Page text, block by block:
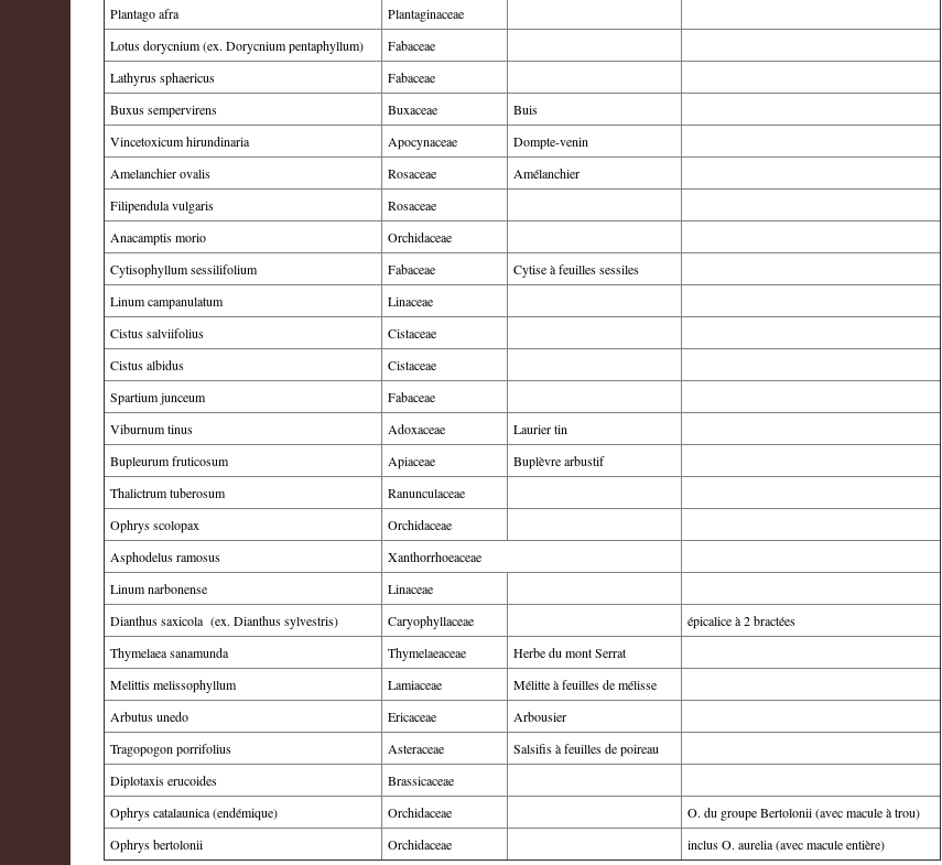
Plantago afra
Plantaginaceae
Lotus dorycnium (ex. Dorycnium pentaphyllum)
Fabaceae
Lathyrus sphaericus
Fabaceae
Buxus sempervirens
Buxaceae
Buis
Vincetoxicum hirundinaria
Apocynaceae
Dompte-venin
Amelanchier ovalis
Rosaceae
Amélanchier
Filipendula vulgaris
Rosaceae
Anacamptis morio
Orchidaceae
Cytisophyllum sessilifolium
Fabaceae
Cytise à feuilles sessiles
Linum campanulatum
Linaceae
Cistus salviifolius
Cistaceae
Cistus albidus
Cistaceae
Spartium junceum
Fabaceae
Viburnum tinus
Adoxaceae
Laurier tin
Bupleurum fruticosum
Apiaceae
Buplèvre arbustif
Thalictrum tuberosum
Ranunculaceae
Ophrys scolopax
Orchidaceae
Asphodelus ramosus
Xanthorrhoeaceae
Linum narbonense
Linaceae
Dianthus saxicola (ex. Dianthus sylvestris)
Caryophyllaceae
épicalice à 2 bractées
Thymelaea sanamunda
Thymelaeaceae
Herbe du mont Serrat
Melittis melissophyllum
Lamiaceae
Mélitte à feuilles de mélisse
Arbutus unedo
Ericaceae
Arbousier
Tragopogon porrifolius
Asteraceae
Salsifis à feuilles de poireau
Diplotaxis erucoides
Brassicaceae
Ophrys catalaunica (endémique)
Orchidaceae
O. du groupe Bertolonii (avec macule à trou)
Ophrys bertolonii
Orchidaceae inclus O. aurelia (avec macule entière)